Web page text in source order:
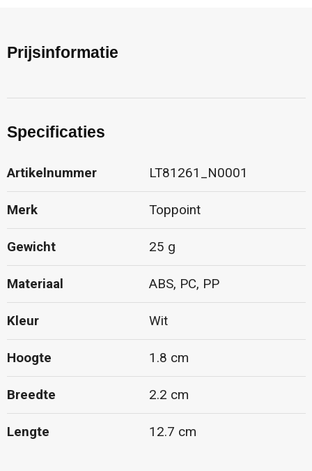
Prijsinformatie
Specificaties
Artikelnummer LT81261_N0001
Merk Toppoint
Gewicht 25 g
Materiaal ABS, PC, PP
Kleur Wit
Hoogte 1.8 cm
Breedte 2.2 cm
Lengte 12.7 cm